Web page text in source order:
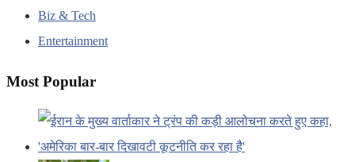
Biz & Tech
Entertainment
Most Popular